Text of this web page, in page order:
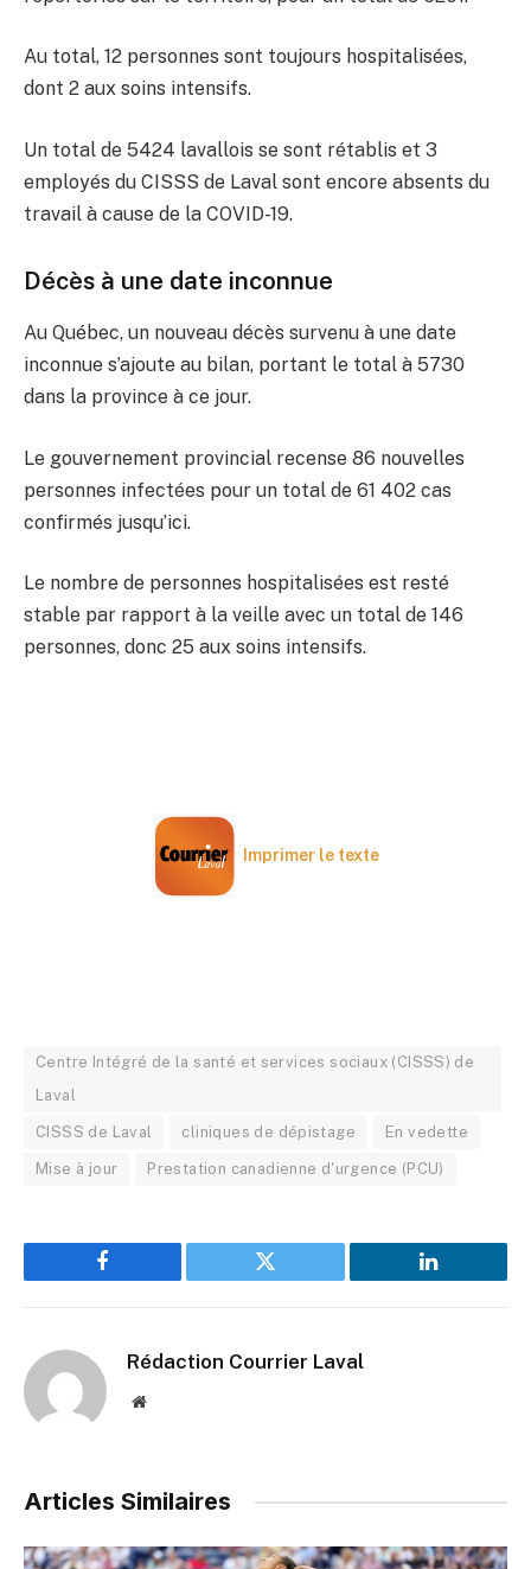
Au total, 12 personnes sont toujours hospitalisées,
dont 2 aux soins intensifs.
Un total de 5424 lavallois se sont rétablis et 3
employés du CISSS de Laval sont encore absents du
travail à cause de la COVID-19.
Décès à une date inconnue
Au Québec, un nouveau décès survenu à une date
inconnue s’ajoute au bilan, portant le total à 5730
dans la province à ce jour.
Le gouvernement provincial recense 86 nouvelles
personnes infectées pour un total de 61 402 cas
confirmés jusqu’ici.
Le nombre de personnes hospitalisées est resté
stable par rapport à la veille avec un total de 146
personnes, donc 25 aux soins intensifs.
Imprimer le texte
Centre Intégré de la santé et services sociaux (CISSS) de
Laval
CISSS de Laval cliniques de dépistage En vedette
Mise à jour Prestation canadienne d'urgence (PCU)
Facebook Twitter LinkedIn
Rédaction Courrier Laval
Website
Articles Similaires